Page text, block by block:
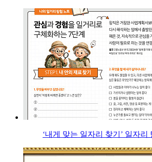
‘내게 맞는 일자리 찾기’ 일자리